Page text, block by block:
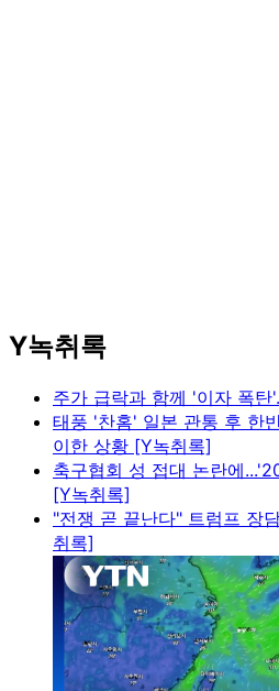
Y녹취록
주가 급락과 함께 '이자 폭
태풍 '찬홈' 일본 관통 후 한
이한 상황 [Y녹취록]
축구협회 성 접대 논란에
[Y녹취록]
"전쟁 곧 끝난다" 트럼프 장
취록]